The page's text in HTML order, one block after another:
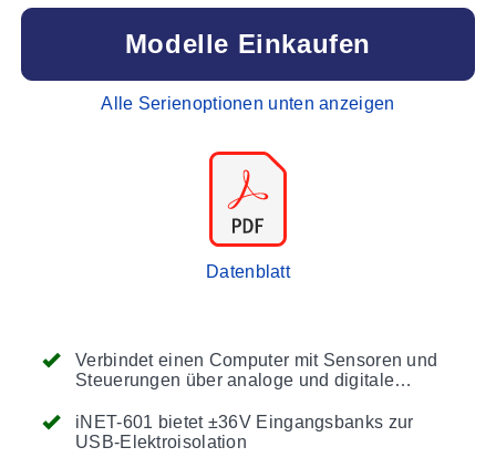
Verbindet einen Computer mit Sensoren und
Steuerungen über analoge und digitale
Windows®-Software
iNET-601 bietet ±36V Eingangsbanks zur
USB-Elektroisolation
Modelle Einkaufen
Alle Serienoptionen unten anzeigen
Datenblatt